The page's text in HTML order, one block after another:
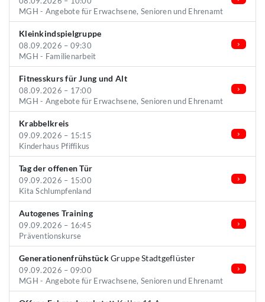
MGH - Angebote für Erwachsene, Senioren und Ehrenamt
Kleinkindspielgruppe
08.09.2026 – 09:30
MGH - Familienarbeit
Fitnesskurs für Jung und Alt
08.09.2026 – 17:00
MGH - Angebote für Erwachsene, Senioren und Ehrenamt
Krabbelkreis
09.09.2026 – 15:15
Kinderhaus Pfiffikus
Tag der offenen Tür
09.09.2026 – 15:00
Kita Schlumpfenland
Autogenes Training
09.09.2026 – 16:45
Präventionskurse
GenerationenfrühstückGruppe Stadtgeflüster
09.09.2026 – 09:00
MGH - Angebote für Erwachsene, Senioren und Ehrenamt